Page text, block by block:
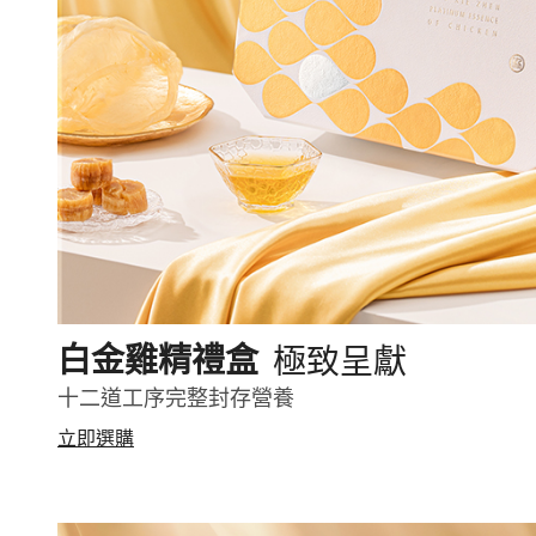
白金雞精禮盒 極致呈獻
十二道工序完整封存營養
立即選購